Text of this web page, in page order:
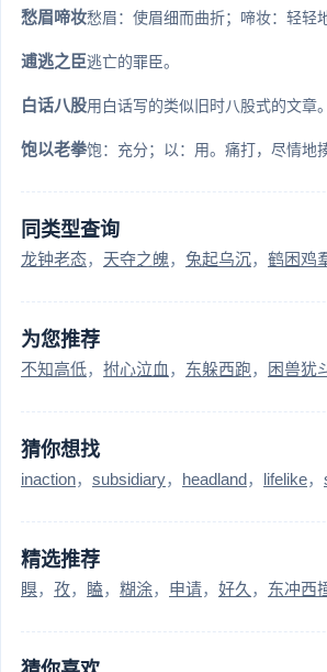
愁眉啼妆愁眉：使眉细而曲折；啼妆：轻轻
逋逃之臣逃亡的罪臣。
白话八股用白话写的类似旧时八股式的文章
饱以老拳饱：充分；以：用。痛打，尽情地
同类型查询
龙钟老态 天夺之魄 兔起乌沉 鹤困鸡
为您推荐
不知高低 拊心泣血 东躲西跑 困兽犹
猜你想找
inaction subsidiary headland lifelike
精选推荐
瞁 孜 瞌 糊涂 申请 好久 东冲西